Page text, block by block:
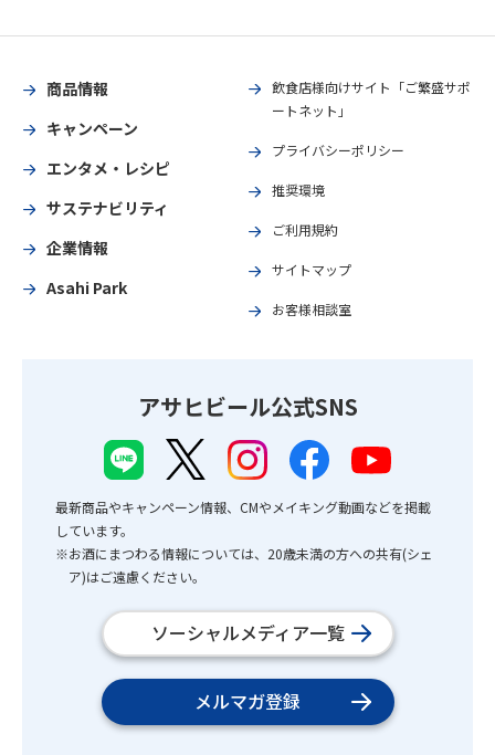
商品情報
キャンペーン
エンタメ・レシピ
サステナビリティ
企業情報
Asahi Park
飲食店様向けサイト「ご繁盛サポ
ートネット」
プライバシーポリシー
推奨環境
ご利用規約
サイトマップ
お客様相談室
アサヒビール公式SNS
最新商品やキャンペーン情報、CMやメイキング動画などを掲載
しています。
※お酒にまつわる情報については、20歳未満の方への共有(シェ
ア)はご遠慮ください。
ソーシャルメディア一覧
メルマガ登録